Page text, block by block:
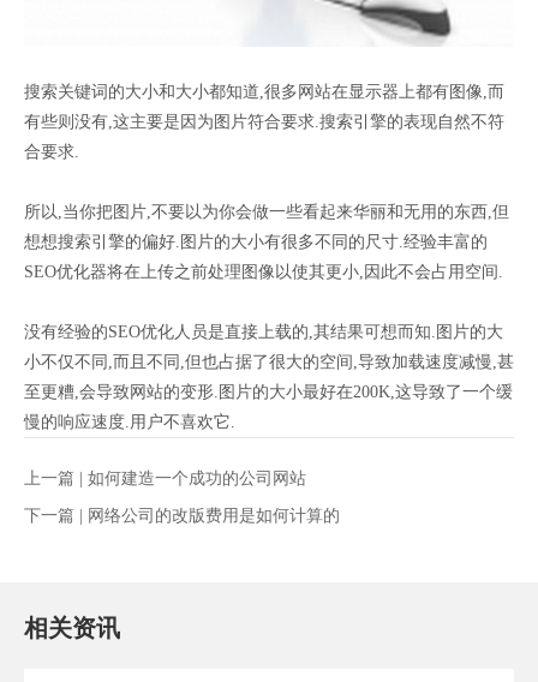
搜索关键词的大小和大小都知道,很多网站在显示器上都有图像,而
有些则没有,这主要是因为图片符合要求.搜索引擎的表现自然不符
合要求.
所以,当你把图片,不要以为你会做一些看起来华丽和无用的东西,但
想想搜索引擎的偏好.图片的大小有很多不同的尺寸.经验丰富的
SEO优化器将在上传之前处理图像以使其更小,因此不会占用空间.
没有经验的SEO优化人员是直接上载的,其结果可想而知.图片的大
小不仅不同,而且不同,但也占据了很大的空间,导致加载速度减慢,甚
至更糟,会导致网站的变形.图片的大小最好在200K,这导致了一个缓
慢的响应速度.用户不喜欢它.
上一篇 | 如何建造一个成功的公司网站
下一篇 | 网络公司的改版费用是如何计算的
相关资讯